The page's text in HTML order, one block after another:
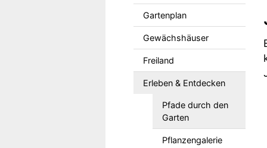
Gartenplan
Gewächshäuser
Freiland
Erleben & Entdecken
Pfade durch den
Garten
Pflanzengalerie